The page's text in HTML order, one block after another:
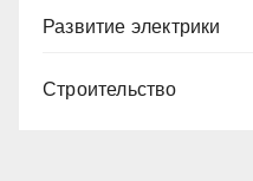
Развитие электрики
Строительство